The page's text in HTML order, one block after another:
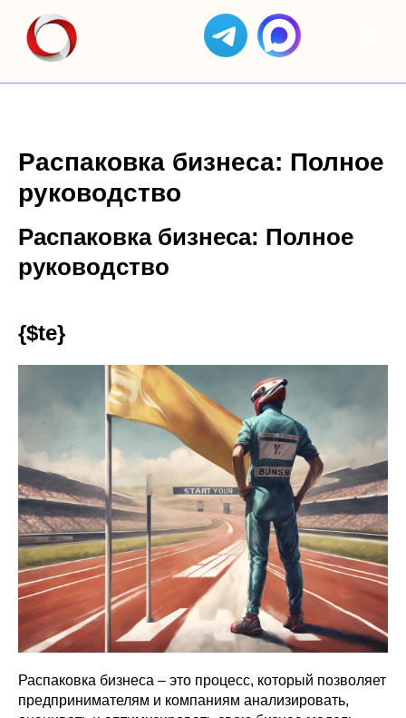
КЕЙСЫ ОТЗЫВЫ
ЯНДЕКС
ДИРЕКТ
GOOGLE
ADS
СОЗДАНИЕ
САЙТОВ
SEO
VK ADS
АВИТО
ЯНДЕКС
БИЗНЕС
Распаковка бизнеса: Полное
руководство
Распаковка бизнеса: Полное
руководство
{$te}
Распаковка бизнеса – это процесс, который позволяет
предпринимателям и компаниям анализировать,